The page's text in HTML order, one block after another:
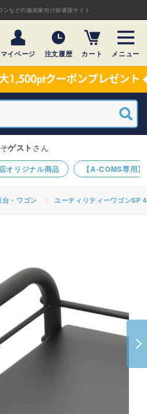
ンなどの施術家向け卸通販サイト
マイページ 注文履歴 カート メニュー
オリジナル商品 【A-COMS専用
ゲスト さん
台・ワゴン ユーティリティーワゴンSP